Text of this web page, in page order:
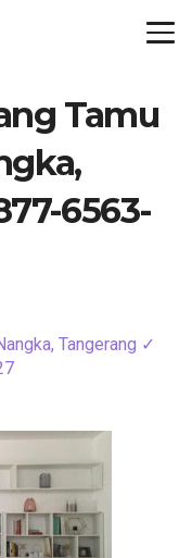
Tamu
6563-
Tangerang ✓